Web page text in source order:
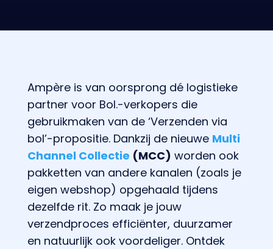
Ampère is van oorsprong dé logistieke
partner voor Bol.-verkopers die
gebruikmaken van de ‘Verzenden via
bol’-propositie. Dankzij de nieuwe Multi
Channel Collectie (MCC) worden ook
pakketten van andere kanalen (zoals je
eigen webshop) opgehaald tijdens
dezelfde rit. Zo maak je jouw
verzendproces efficiënter, duurzamer
en natuurlijk ook voordeliger. Ontdek